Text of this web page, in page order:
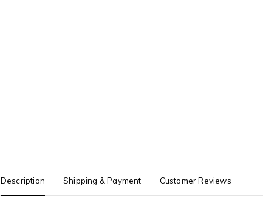
Description Shipping & Payment Customer Reviews